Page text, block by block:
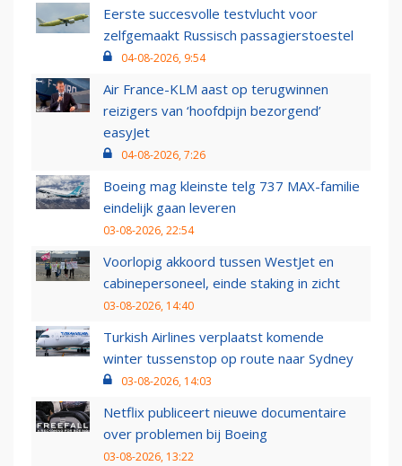
Eerste succesvolle testvlucht voor
zelfgemaakt Russisch passagierstoestel
04-08-2026, 9:54
Air France-KLM aast op terugwinnen
reizigers van ‘hoofdpijn bezorgend’
easyJet
04-08-2026, 7:26
Boeing mag kleinste telg 737 MAX-familie
eindelijk gaan leveren
03-08-2026, 22:54
Voorlopig akkoord tussen WestJet en
cabinepersoneel, einde staking in zicht
03-08-2026, 14:40
Turkish Airlines verplaatst komende
winter tussenstop op route naar Sydney
03-08-2026, 14:03
Netflix publiceert nieuwe documentaire
over problemen bij Boeing
03-08-2026, 13:22